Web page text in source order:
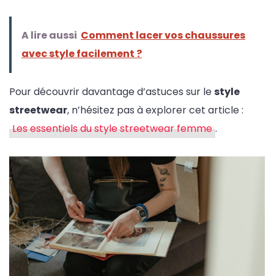
A lire aussi Comment lacer vos chaussures
avec style facilement ?
Pour découvrir davantage d’astuces sur le style
streetwear, n’hésitez pas à explorer cet article :
Les essentiels du style streetwear femme .